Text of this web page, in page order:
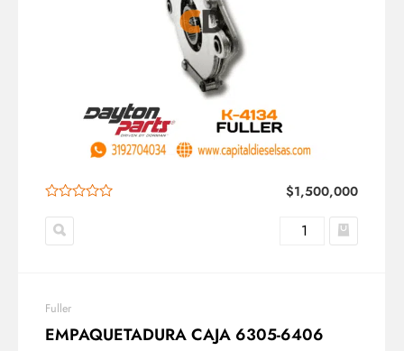
$1,500,000
Fuller
EMPAQUETADURA CAJA 6305-6406